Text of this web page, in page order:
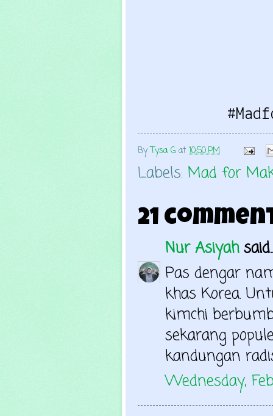
ByTysa G at 10:50 PM
Labels: Mad for
21
Nur Asiyah
Pas dengar
khas Korea.
kimchi
sekarang
kandungan
Wednesday,